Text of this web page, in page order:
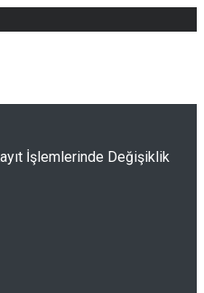
İşlemlerinde Değişiklik